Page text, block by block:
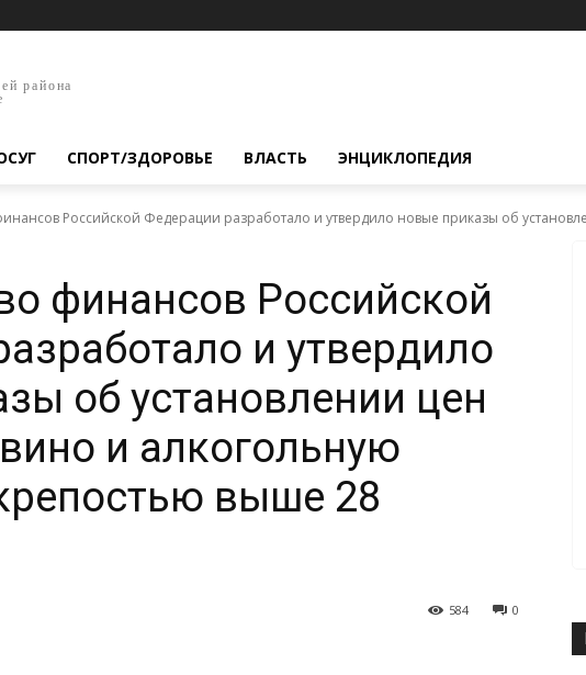
района
СПОРТ/ЗДОРОВЬЕ ВЛАСТЬ ЭНЦИКЛОПЕДИЯ
Российской Федерации разработало и утвердило новые приказы об
финансов Российской
и утвердило
об установлении цен
и алкогольную
выше 28
0
584